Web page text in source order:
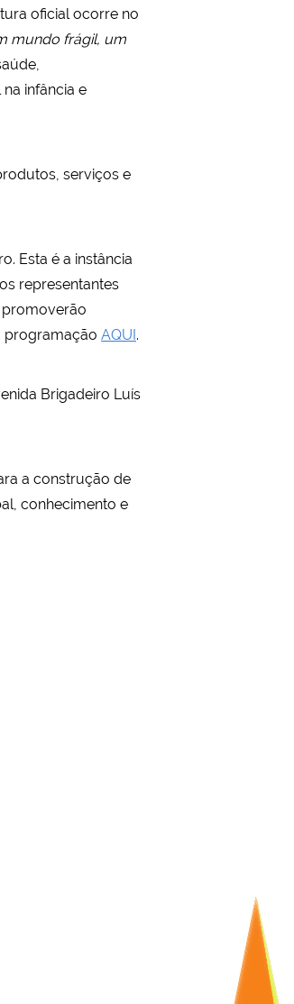
oficial ocorre no
mundo frágil, um
infância e
serviços e
Esta é a instância
representantes
promoverão
programação AQUI.
Brigadeiro Luís
a construção de
conhecimento e